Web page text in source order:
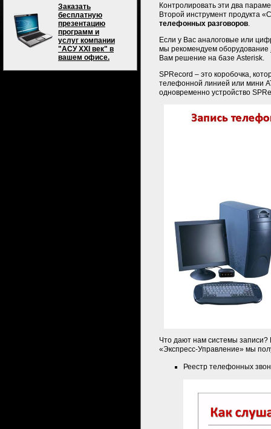
Заказать
бесплатную
презентацию
программ и
услуг компании
"АСУ XXI век" в
вашем офисе.
Контролировать эти два
Второй инструмент продукта
телефонных разговоров.
Если у Вас аналоговые или
мы рекомендуем оборудование
Вам решение на базе Asterisk.
SPRecord – это коробочка,
телефонной линией или мини
одновременно устройство
Что дают нам системы
«Экспресс-Управление» мы
Реестр телефонных